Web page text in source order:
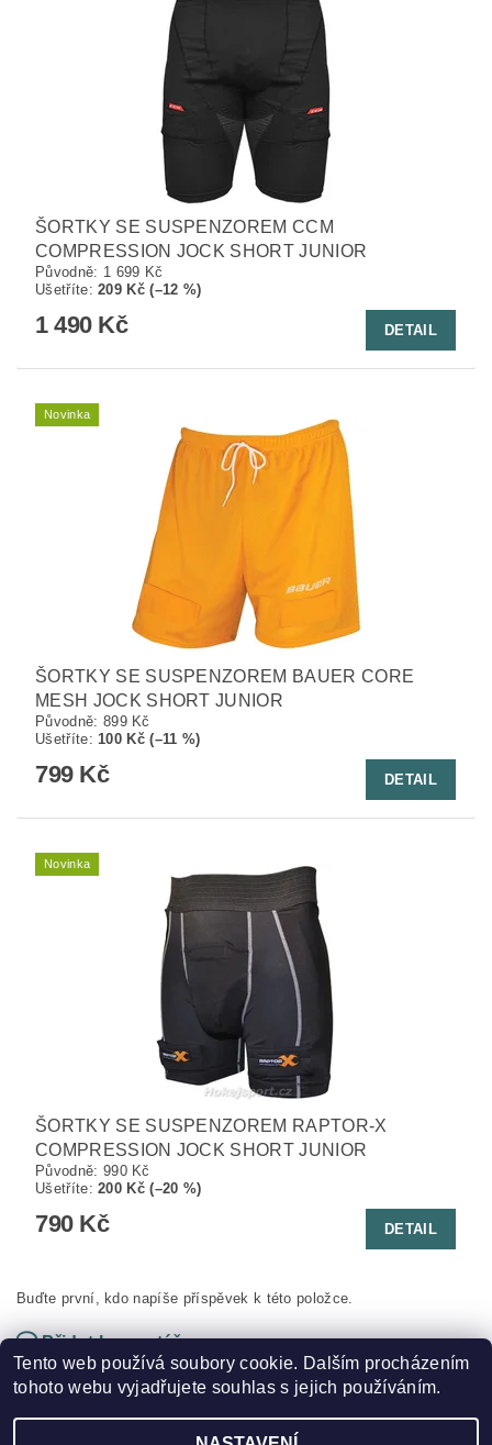
ŠORTKY SE SUSPENZOREM CCM
COMPRESSION JOCK SHORT JUNIOR
Původně: 1 699 Kč
Ušetříte:209 Kč (–12 %)
1 490 Kč DETAIL
Novinka
ŠORTKY SE SUSPENZOREM BAUER CORE
MESH JOCK SHORT JUNIOR
Původně: 899 Kč
Ušetříte:100 Kč (–11 %)
799 Kč DETAIL
Novinka
ŠORTKY SE SUSPENZOREM RAPTOR-X
COMPRESSION JOCK SHORT JUNIOR
Původně: 990 Kč
Ušetříte:200 Kč (–20 %)
790 Kč DETAIL
Buďte první, kdo napíše příspěvek k této položce.
Přidat komentář
Tento web používá soubory cookie. Dalším procházením
tohoto webu vyjadřujete souhlas s jejich používáním.